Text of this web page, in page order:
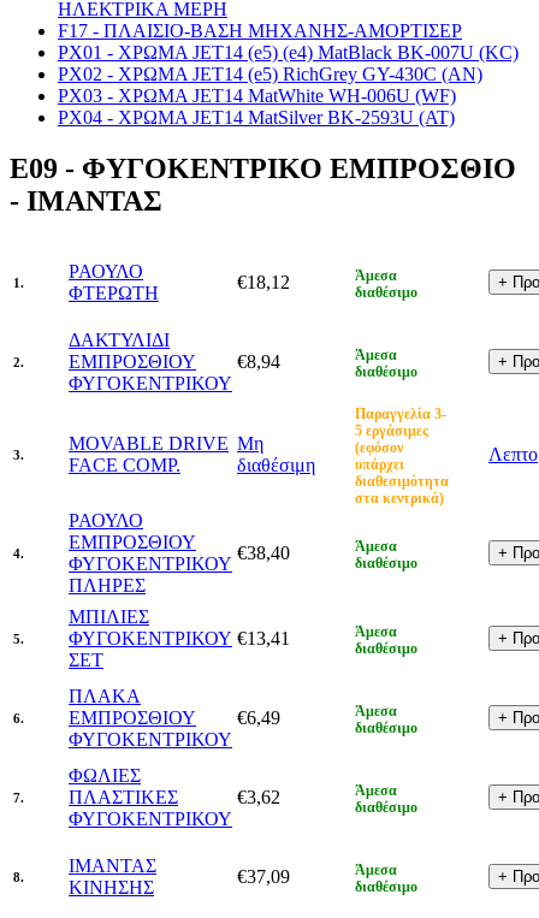
ΗΛΕΚΤΡΙΚΑ ΜΕΡΗ
F17 - ΠΛΑΙΣΙΟ-ΒΑΣΗ ΜΗΧΑΝΗΣ-ΑΜΟΡΤΙΣΕΡ
PX01 - ΧΡΩΜΑ JET14 (e5) (e4) MatBlack BK-007U (KC)
PX02 - ΧΡΩΜΑ JET14 (e5) RichGrey GY-430C (AN)
PX03 - ΧΡΩΜΑ JET14 MatWhite WH-006U (WF)
PX04 - ΧΡΩΜΑ JET14 MatSilver BK-2593U (AT)
E09 - ΦΥΓΟΚΕΝΤΡΙΚΟ ΕΜΠΡΟΣΘΙΟ
- ΙΜΑΝΤΑΣ
1.
ΡΑΟΥΛΟ
ΦΤΕΡΩΤΗ
€18,12
Άμεσα
διαθέσιμο
2.
ΔΑΚΤΥΛΙΔΙ
ΕΜΠΡΟΣΘΙΟΥ
ΦΥΓΟΚΕΝΤΡΙΚΟΥ
€8,94
Άμεσα
διαθέσιμο
3.
MOVABLE DRIVE
FACE COMP.
Μη
διαθέσιμη
Παραγγελία 3-
5 εργάσιμες
(εφόσον
υπάρχει
διαθεσιμότητα
στα κεντρικά)
4.
ΡΑΟΥΛΟ
ΕΜΠΡΟΣΘΙΟΥ
ΦΥΓΟΚΕΝΤΡΙΚΟΥ
ΠΛΗΡΕΣ
€38,40
Άμεσα
διαθέσιμο
5.
ΜΠΙΛΙΕΣ
ΦΥΓΟΚΕΝΤΡΙΚΟΥ
ΣΕΤ
€13,41
Άμεσα
διαθέσιμο
6.
ΠΛΑΚΑ
ΕΜΠΡΟΣΘΙΟΥ
ΦΥΓΟΚΕΝΤΡΙΚΟΥ
€6,49
Άμεσα
διαθέσιμο
7.
ΦΩΛΙΕΣ
ΠΛΑΣΤΙΚΕΣ
ΦΥΓΟΚΕΝΤΡΙΚΟΥ
€3,62
Άμεσα
διαθέσιμο
8.
ΙΜΑΝΤΑΣ
ΚΙΝΗΣΗΣ
€37,09
Άμεσα
διαθέσιμο